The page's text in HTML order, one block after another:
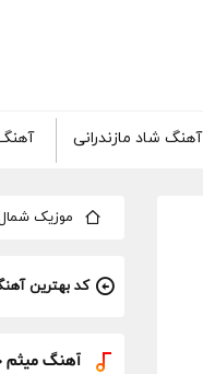
آهنگ شاد مازندرانی
موزیک
کد بهترین
آهنگ میثم